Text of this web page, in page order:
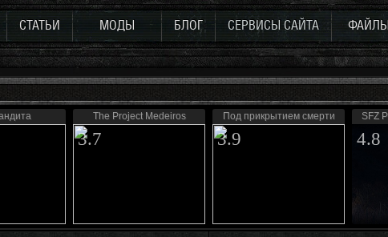
СТАТЬИ МОДЫ БЛОГ СЕРВИСЫ САЙТА
The Project Medeiros
3.7
Под прикрытием смерти
3.9
SFZ
4.8